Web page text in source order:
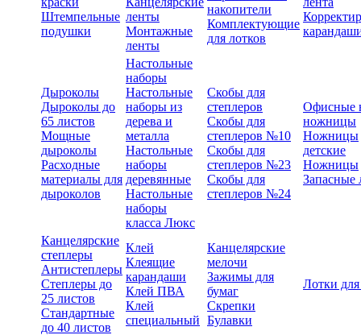
Штемпельные
подушки
ленты
Монтажные
ленты
накопители
Комплектующие
для лотков
Дыроколы
Дыроколы до
65 листов
Мощные
дыроколы
Расходные
материалы для
дыроколов
Настольные
наборы
Настольные
наборы из
дерева и
металла
Настольные
наборы
деревянные
Настольные
наборы
класса Люкс
Скобы для
степлеров
Скобы для
степлеров №10
Скобы для
степлеров №23
Скобы для
степлеров №24
Офисные
ножницы
Ножницы
детские
Ножницы
Запасные
Канцелярские
степлеры
Антистеплеры
Степлеры до
25 листов
Стандартные
до 40 листов
Клей
Клеящие
карандаши
Клей ПВА
Клей
специальный
Канцелярские
мелочи
Зажимы для
бумаг
Скрепки
Булавки
Лотки